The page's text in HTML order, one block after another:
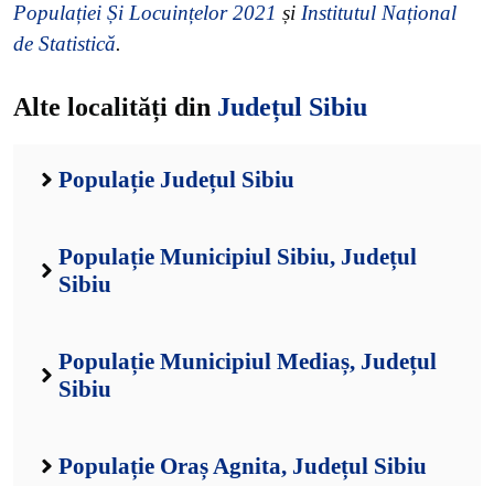
Populației Și Locuințelor 2021 și Institutul Național
de Statistică.
Alte localități din Județul Sibiu
Populație Județul Sibiu
Populație Municipiul Sibiu, Județul
Sibiu
Populație Municipiul Mediaș, Județul
Sibiu
Populație Oraș Agnita, Județul Sibiu